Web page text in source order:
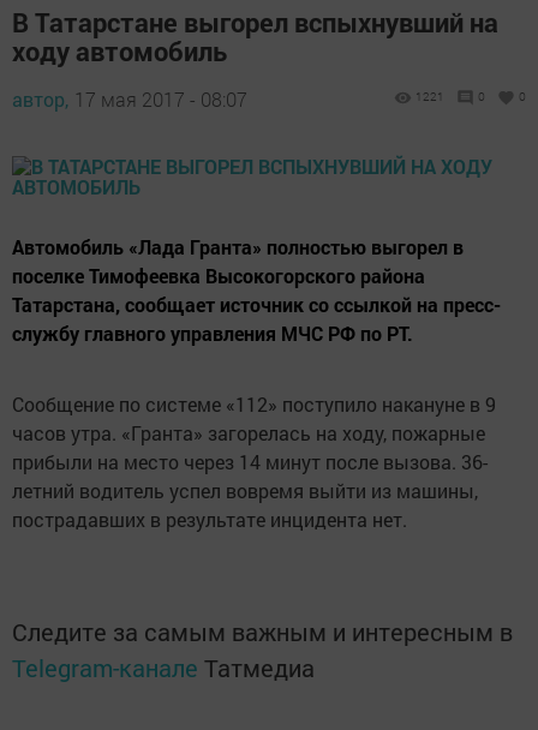
В Татарстане выгорел вспыхнувший на
ходу автомобиль
автор, 17 мая 2017 - 08:07 1221 0 0
Автомобиль «Лада Гранта» полностью выгорел в
поселке Тимофеевка Высокогорского района
Татарстана, сообщает источник со ссылкой на пресс-
службу главного управления МЧС РФ по РТ.
Сообщение по системе «112» поступило накануне в 9
часов утра. «Гранта» загорелась на ходу, пожарные
прибыли на место через 14 минут после вызова. 36-
летний водитель успел вовремя выйти из машины,
пострадавших в результате инцидента нет.
Следите за самым важным и интересным в
Telegram-канале Татмедиа